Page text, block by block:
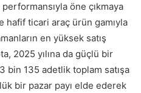
öne çıkmaya
hafif ticari araç ürün gamıyla
en yüksek satış
2025 yılına da güçlü bir
bin 135 adetlik toplam satışa
bir pazar payı elde ederek